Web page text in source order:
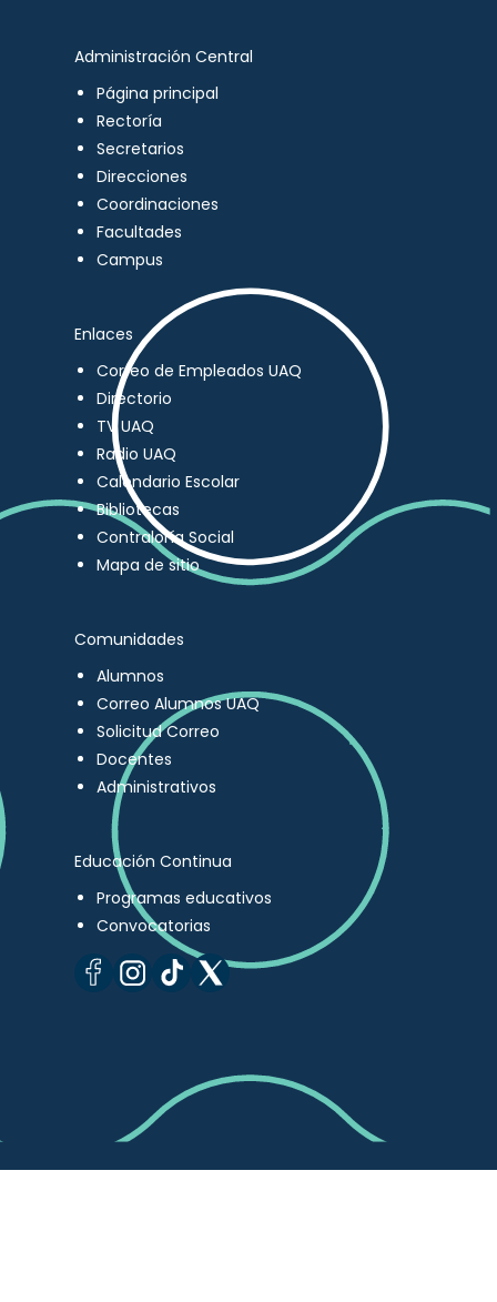
Administración Central
Página principal
Rectoría
Secretarios
Direcciones
Coordinaciones
Facultades
Campus
Enlaces
Correo de Empleados UAQ
Directorio
TV UAQ
Radio UAQ
Calendario Escolar
Bibliotecas
Contraloría Social
Mapa de sitio
Comunidades
Alumnos
Correo Alumnos UAQ
Solicitud Correo
Docentes
Administrativos
Educación Continua
Programas educativos
Convocatorias